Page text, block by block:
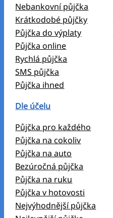
Nebankovní půjčka
Krátkodobé půjčky
Půjčka do výplaty
Půjčka online
Rychlá půjčka
SMS půjčka
Půjčka ihned
Dle účelu
Půjčka pro každého
Půjčka na cokoliv
Půjčka na auto
Bezúročná půjčka
Půjčka na ruku
Půjčka v hotovosti
Nejvýhodnější půjčka